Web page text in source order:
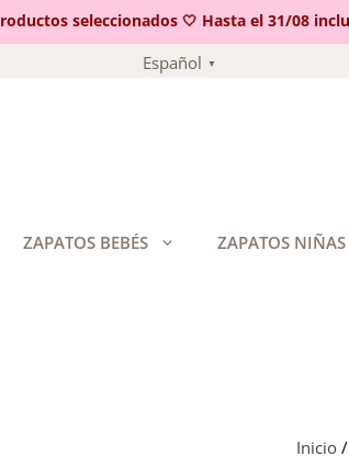
seleccionados 🤍 Hasta el 31/08 incluido
Español ▼
ZAPATOS BEBÉS ZAPATOS NIÑAS
Inicio/